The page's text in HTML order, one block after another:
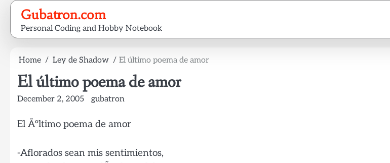
Skip
content
Gubatron.com
Personal Coding and Hobby Notebook
Home Ley de Shadow El último poema de amor
El último poema de amor
December 2, 2005 gubatron
El Ãºltimo poema de amor
-Aflorados sean mis sentimientos,